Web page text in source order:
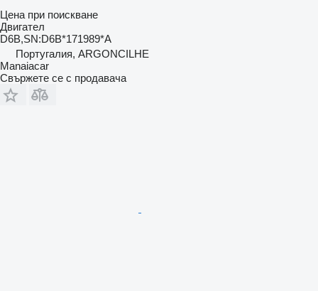
Цена при поискване
Двигател
D6B,SN:D6B*171989*A
Португалия, ARGONCILHE
Manaiacar
Свържете се с продавача